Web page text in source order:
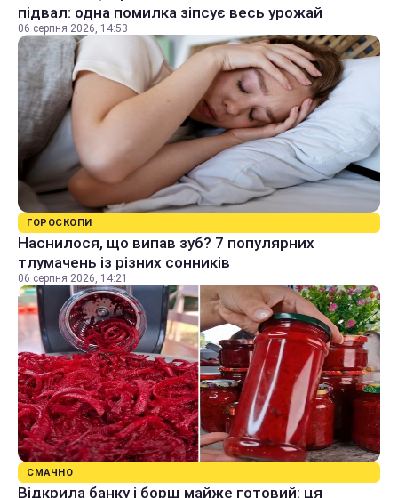
підвал: одна помилка зіпсує весь урожай
06 серпня 2026, 14:53
ГОРОСКОПИ
Наснилося, що випав зуб? 7 популярних
тлумачень із різних сонників
06 серпня 2026, 14:21
СМАЧНО
Відкрила банку і борщ майже готовий: ця